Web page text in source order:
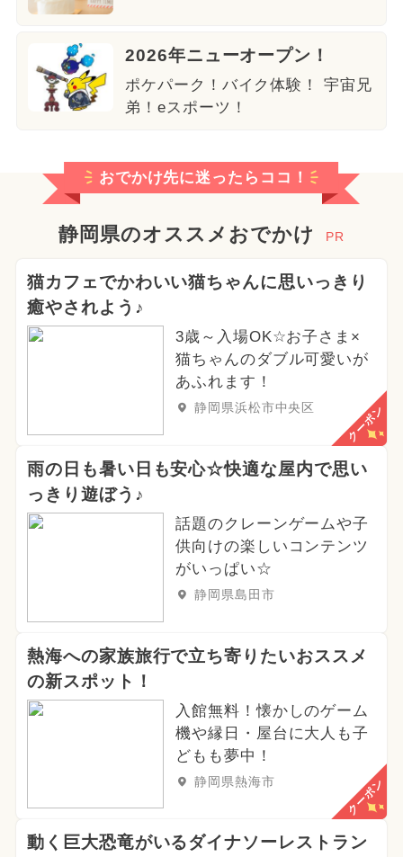
2026年ニューオープン！
ポケパーク！バイク体験！ 宇宙兄
弟！eスポーツ！
おでかけ先に迷ったらココ！
静岡県のオススメおでかけ PR
猫カフェでかわいい猫ちゃんに思いっきり
癒やされよう♪
3歳～入場OK☆お子さま×
猫ちゃんのダブル可愛いが
あふれます！
静岡県浜松市中央区 クーポン
雨の日も暑い日も安心☆快適な屋内で思い
っきり遊ぼう♪
話題のクレーンゲームや子
供向けの楽しいコンテンツ
がいっぱい☆
静岡県島田市
熱海への家族旅行で立ち寄りたいおススメ
の新スポット！
入館無料！懐かしのゲーム
機や縁日・屋台に大人も子
どもも夢中！
静岡県熱海市 クーポン
動く巨大恐竜がいるダイナソーレストラン